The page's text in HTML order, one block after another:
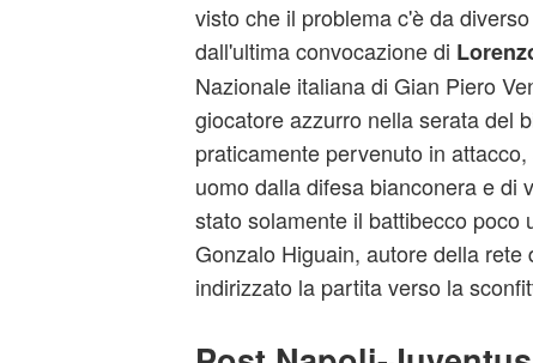
visto che il problema c'è da
dall'ultima convocazione di
Nazionale italiana di Gian Piero
giocatore azzurro nella serata del
praticamente pervenuto in
uomo dalla difesa bianconera e di
stato solamente il battibecco poco
Gonzalo Higuain, autore della rete
indirizzato la partita verso la